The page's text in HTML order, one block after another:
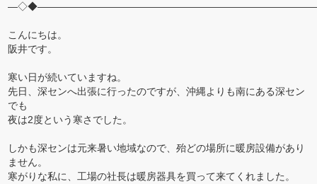
こんにちは。
阪井です。
寒い日が続いていますね。
先日、深センへ出張に行ったのですが、沖縄よりも南にある深セン
でも
夜は2度という寒さでした。
しかも深センは元来暑い地域なので、殆どの場所に暖房設備があり
ません。
寒がりな私に、工場の社長は暖房器具を買って来てくれました。